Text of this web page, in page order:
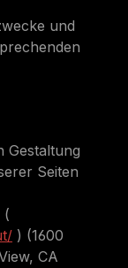
und
Gestaltung
Seiten
(
) (1600
CA